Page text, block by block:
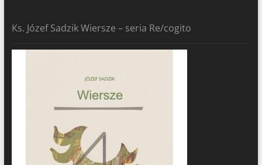
Ks. Józef Sadzik Wiersze – seria Re/cogito